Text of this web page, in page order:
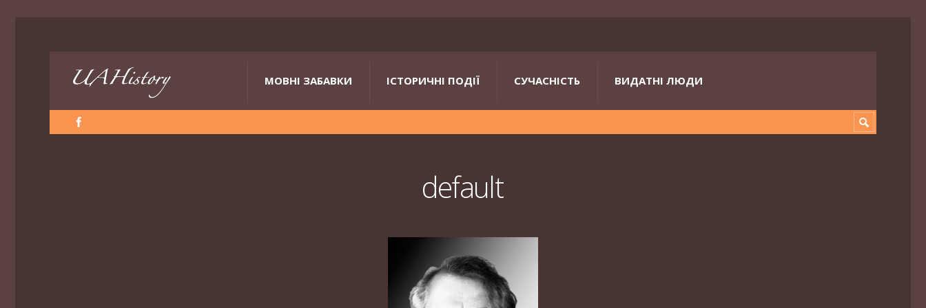
МОВНІ ЗАБАВКИ ІСТОРИЧНІ ПОДІЇ СУЧАСНІСТЬ ВИДАТНІ ЛЮДИ
default